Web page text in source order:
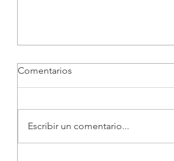
Comentarios
Escribir un comentario...